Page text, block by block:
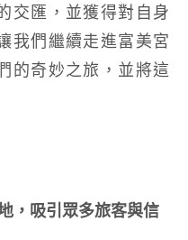
交匯，並獲得對自身
我們繼續走進富美宮
的奇妙之旅，並將這
，吸引眾多旅客與信